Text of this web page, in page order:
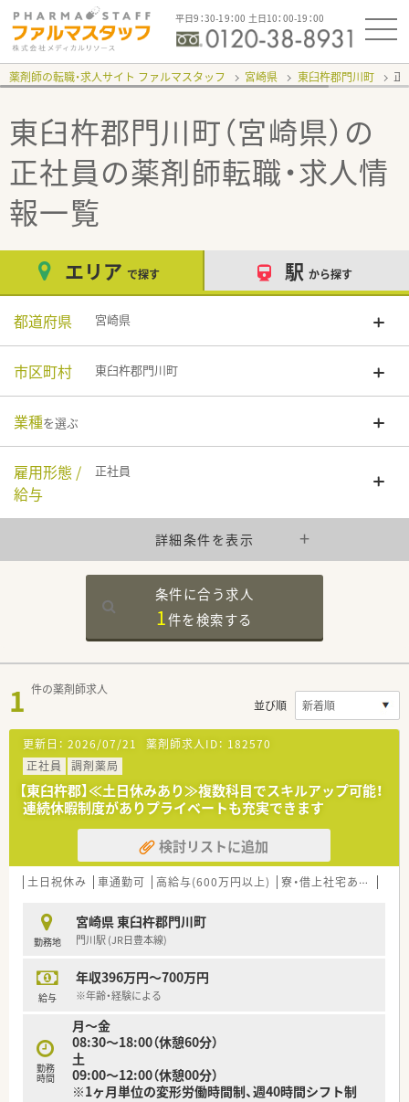
平日9：30-19：00 土日10：00-19：00
薬剤師の転職・求人サイト ファルマスタッフ 宮崎県 東臼杵郡門川町 正
東臼杵郡門川町（宮崎県）の
正社員の薬剤師転職・求人情
報一覧
エリア で探す 駅 から探す
都道府県 宮崎県
市区町村 東臼杵郡門川町
業種を選ぶ
雇用形態 /
給与
正社員
詳細条件を表示
条件に合う求人
1件を検索する
1 件の薬剤師求人
並び順
更新日： 2026/07/21 薬剤師求人ID： 182570
正社員
調剤薬局
【東臼杵郡】≪土日休みあり≫複数科目でスキルアップ可能！
連続休暇制度がありプライベートも充実できます
検討リストに追加
土日祝休み 車通勤可 高給与(600万円以上) 寮・借上社宅あり
勤務地
宮崎県 東臼杵郡門川町
門川駅 (JR日豊本線)
給与
年収396万円～700万円
※年齢・経験による
勤務
時間
月～金
08:30～18:00（休憩60分）
土
09:00～12:00（休憩00分）
※1ヶ月単位の変形労働時間制、週40時間シフト制